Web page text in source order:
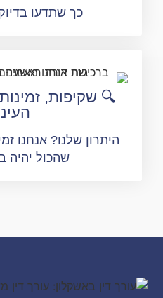
כך שתדעו בדיוק כמה
🔍 שקיפות, זמינות
העיניים
היתרון שלנו? אנחנו זמינים
שהכול יהיה ברור